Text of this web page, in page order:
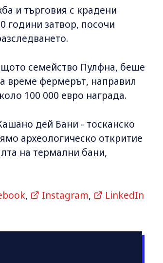
и търговия с крадени
години затвор, посочи
семейство Пулфна, беше
време фермерът, направил
100 000 евро награда.
дей Бани - тосканско
археологическо откритие
на термални бани,
, Instagram,
LinkedIn